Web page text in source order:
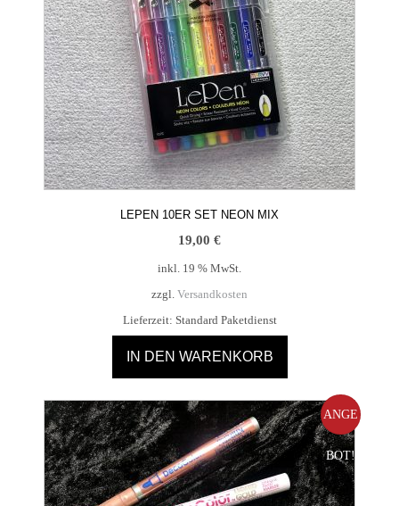
LEPEN 10ER SET NEON MIX
19,00 €
inkl. 19 % MwSt.
zzgl. Versandkosten
Lieferzeit: Standard Paketdienst
IN DEN WARENKORB
ANGE
BOT!